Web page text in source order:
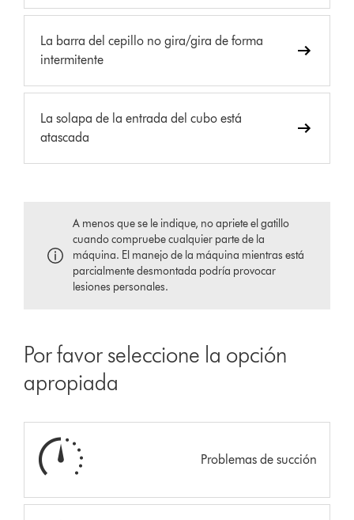
La barra del cepillo no gira/gira de forma
intermitente
La solapa de la entrada del cubo está
atascada
A menos que se le indique, no apriete el gatillo
cuando compruebe cualquier parte de la
máquina. El manejo de la máquina mientras está
parcialmente desmontada podría provocar
lesiones personales.
Por favor seleccione la opción
apropiada
Problemas de succión